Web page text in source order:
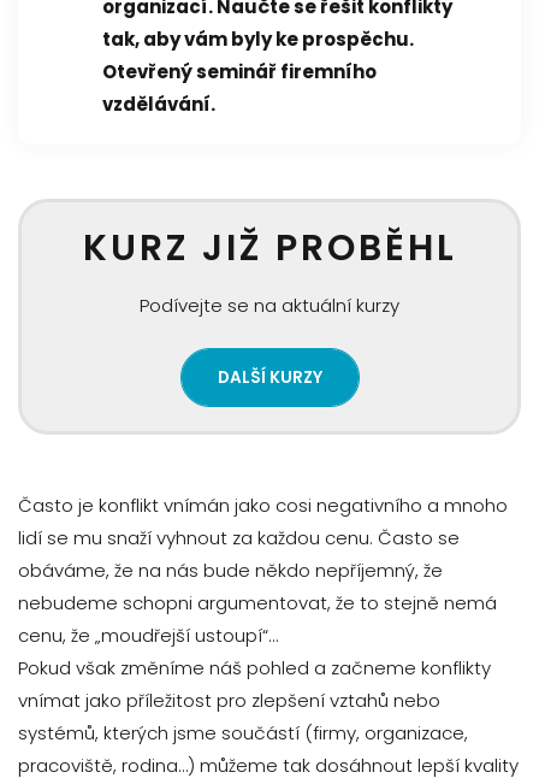
organizací. Naučte se řešit konflikty
tak, aby vám byly ke prospěchu.
Otevřený seminář firemního
vzdělávání.
KURZ JIŽ PROBĚHL
Podívejte se na aktuální kurzy
DALŠÍ KURZY
Často je konflikt vnímán jako cosi negativního a mnoho
lidí se mu snaží vyhnout za každou cenu. Často se
obáváme, že na nás bude někdo nepříjemný, že
nebudeme schopni argumentovat, že to stejně nemá
cenu, že „moudřejší ustoupí“…
Pokud však změníme náš pohled a začneme konflikty
vnímat jako příležitost pro zlepšení vztahů nebo
systémů, kterých jsme součástí (firmy, organizace,
pracoviště, rodina…) můžeme tak dosáhnout lepší kvality